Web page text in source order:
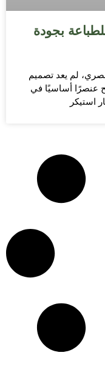
بجودة
لم يعد تصميم
عنصرًا أساسيًا في
استيكر